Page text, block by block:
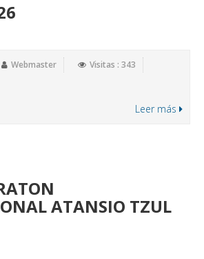
Webmaster
Visitas : 343
Leer más
ATANSIO TZUL